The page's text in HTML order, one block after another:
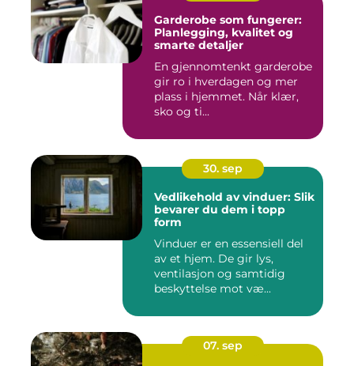
Garderobe som fungerer:
Planlegging, kvalitet og
smarte detaljer
En gjennomtenkt garderobe
gir ro i hverdagen og mer
plass i hjemmet. Når klær,
sko og ti...
30. sep
Vedlikehold av vinduer: Slik
bevarer du dem i topp
form
Vinduer er en essensiell del
av et hjem. De gir lys,
ventilasjon og samtidig
beskyttelse mot væ...
07. sep